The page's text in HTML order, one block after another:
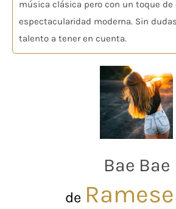
música clásica pero con un toque de
espectacularidad moderna. Sin
talento a tener en cuenta.
Bae Bae
de